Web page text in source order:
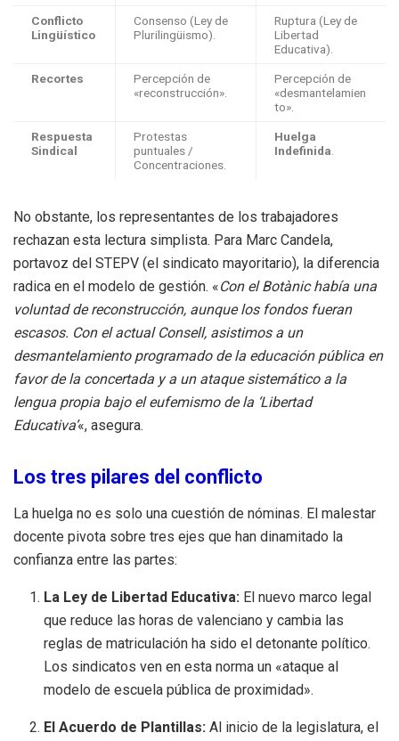
Conflicto
Lingüístico
Consenso (Ley de
Plurilingüismo).
Ruptura (Ley de
Libertad
Educativa).
Recortes
Percepción de
«reconstrucción».
Percepción de
«desmantelamien
to».
Respuesta
Sindical
Protestas
puntuales /
Concentraciones.
Huelga
Indefinida
No obstante, los representantes de los trabajadores
rechazan esta lectura simplista. Para Marc Candela,
portavoz del STEPV (el sindicato mayoritario), la diferencia
radica en el modelo de gestión. «Con el Botànic había una
voluntad de reconstrucción, aunque los fondos fueran
escasos. Con el actual Consell, asistimos a un
desmantelamiento programado de la educación pública en
favor de la concertada y a un ataque sistemático a la
lengua propia bajo el eufemismo de la ‘Libertad
Educativa’«, asegura.
Los tres pilares del conflicto
La huelga no es solo una cuestión de nóminas. El malestar
docente pivota sobre tres ejes que han dinamitado la
confianza entre las partes:
La Ley de Libertad Educativa: El nuevo marco legal
que reduce las horas de valenciano y cambia las
reglas de matriculación ha sido el detonante político.
Los sindicatos ven en esta norma un «ataque al
modelo de escuela pública de proximidad».
El Acuerdo de Plantillas: Al inicio de la legislatura, el